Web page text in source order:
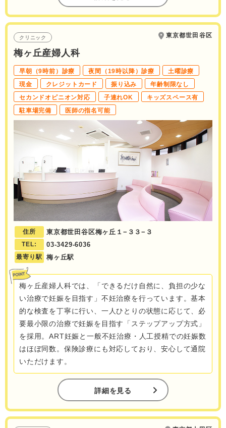
クリニック 東京都世田谷区
梅ヶ丘産婦人科
早朝（9時前）診療 夜間（19時以降）診療
土曜診療
現金
クレジットカード 振り込み
年齢制限なし
セカンドオピニオン対応
子連れOK
キッズスペース有
駐車場完備
医師の指名可能
住所 東京都世田谷区梅ヶ丘１−３３−３
TEL: 03-3429-6036
最寄り駅 梅ヶ丘駅
梅ヶ丘産婦人科では、「できるだけ自然に、負担の少な
い治療で妊娠を目指す」不妊治療を行っています。基本
的な検査を丁寧に行い、一人ひとりの状態に応じて、必
要最小限の治療で妊娠を目指す「ステップアップ方式」
を採用。ART妊娠と一般不妊治療・人工授精での妊娠数
はほぼ同数。保険診療にも対応しており、安心して通院
いただけます。
詳細を見る